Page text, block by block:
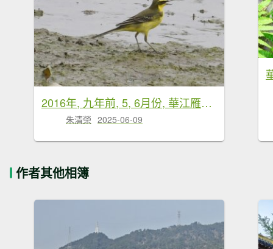
2016年, 九年前, 5, 6月份, 華江雁鴨自然公園
朱清榮 2025-06-09
作者其他相簿